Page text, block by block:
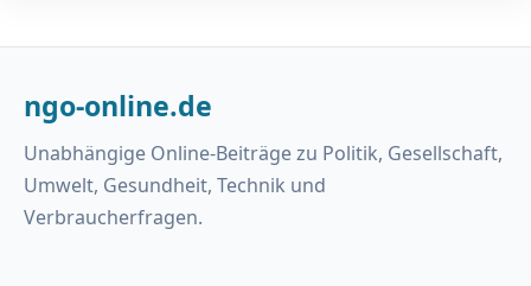
ngo-online.de
Unabhängige Online-Beiträge zu Politik, Gesellschaft,
Umwelt, Gesundheit, Technik und
Verbraucherfragen.